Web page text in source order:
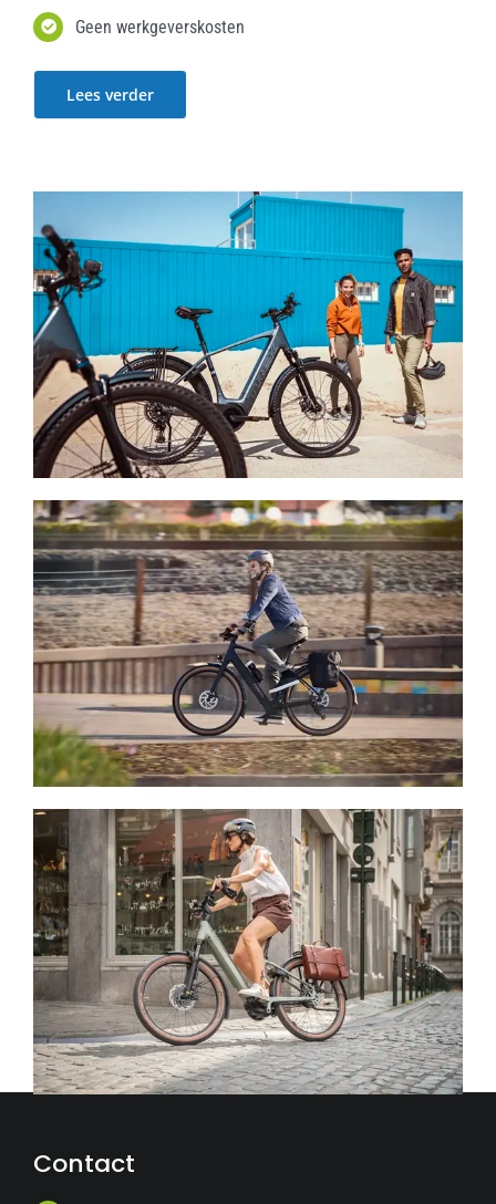
Geen werkgeverskosten
Lees verder
Contact